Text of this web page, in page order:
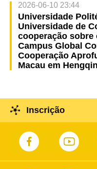
2026-06-10 23:44
Universidade
Universidade de
cooperação
Campus Global
Cooperação
Macau em Hengqin
Inscrição